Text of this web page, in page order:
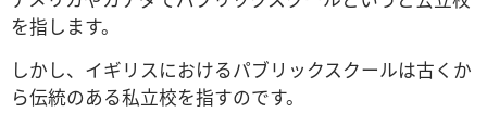
を指します。
しかし、イギリスにおけるパブリックスクールは古くか
ら伝統のある私立校を指すのです。